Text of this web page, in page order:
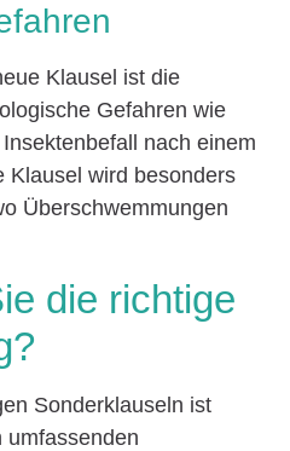
Klausel ist die
Gefahren wie
nach einem
Klausel wird besonders
Überschwemmungen
die richtige
Sonderklauseln ist
umfassenden